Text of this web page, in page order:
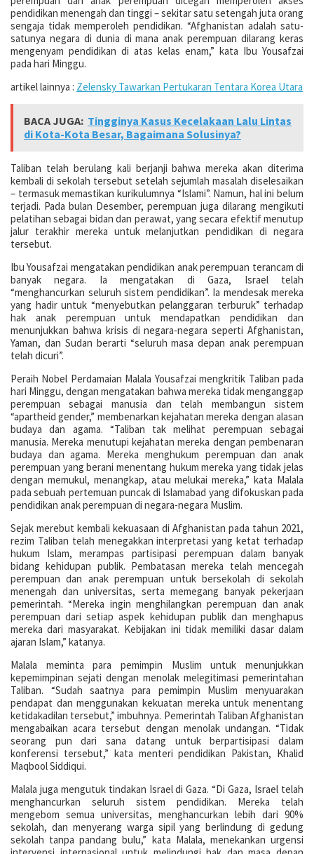
pendidikan menengah dan tinggi – sekitar satu setengah juta orang
sengaja tidak memperoleh pendidikan. “Afghanistan adalah satu-
satunya negara di dunia di mana anak perempuan dilarang keras
mengenyam pendidikan di atas kelas enam,” kata Ibu Yousafzai
pada hari Minggu.
artikel lainnya : Zelensky Tawarkan Pertukaran Tentara Korea Utara
BACA JUGA: Tingginya Kasus Kecelakaan Lalu Lintas
di Kota-Kota Besar, Bagaimana Solusinya?
Taliban telah berulang kali berjanji bahwa mereka akan diterima
kembali di sekolah tersebut setelah sejumlah masalah diselesaikan
– termasuk memastikan kurikulumnya “Islami”. Namun, hal ini belum
terjadi. Pada bulan Desember, perempuan juga dilarang mengikuti
pelatihan sebagai bidan dan perawat, yang secara efektif menutup
jalur terakhir mereka untuk melanjutkan pendidikan di negara
tersebut.
Ibu Yousafzai mengatakan pendidikan anak perempuan terancam di
banyak negara. Ia mengatakan di Gaza, Israel telah
“menghancurkan seluruh sistem pendidikan”. Ia mendesak mereka
yang hadir untuk “menyebutkan pelanggaran terburuk” terhadap
hak anak perempuan untuk mendapatkan pendidikan dan
menunjukkan bahwa krisis di negara-negara seperti Afghanistan,
Yaman, dan Sudan berarti “seluruh masa depan anak perempuan
telah dicuri”.
Peraih Nobel Perdamaian Malala Yousafzai mengkritik Taliban pada
hari Minggu, dengan mengatakan bahwa mereka tidak menganggap
perempuan sebagai manusia dan telah membangun sistem
“apartheid gender,” membenarkan kejahatan mereka dengan alasan
budaya dan agama. “Taliban tak melihat perempuan sebagai
manusia. Mereka menutupi kejahatan mereka dengan pembenaran
budaya dan agama. Mereka menghukum perempuan dan anak
perempuan yang berani menentang hukum mereka yang tidak jelas
dengan memukul, menangkap, atau melukai mereka,” kata Malala
pada sebuah pertemuan puncak di Islamabad yang difokuskan pada
pendidikan anak perempuan di negara-negara Muslim.
Sejak merebut kembali kekuasaan di Afghanistan pada tahun 2021,
rezim Taliban telah menegakkan interpretasi yang ketat terhadap
hukum Islam, merampas partisipasi perempuan dalam banyak
bidang kehidupan publik. Pembatasan mereka telah mencegah
perempuan dan anak perempuan untuk bersekolah di sekolah
menengah dan universitas, serta memegang banyak pekerjaan
pemerintah. “Mereka ingin menghilangkan perempuan dan anak
perempuan dari setiap aspek kehidupan publik dan menghapus
mereka dari masyarakat. Kebijakan ini tidak memiliki dasar dalam
ajaran Islam,” katanya.
Malala meminta para pemimpin Muslim untuk menunjukkan
kepemimpinan sejati dengan menolak melegitimasi pemerintahan
Taliban. “Sudah saatnya para pemimpin Muslim menyuarakan
pendapat dan menggunakan kekuatan mereka untuk menentang
ketidakadilan tersebut,” imbuhnya. Pemerintah Taliban Afghanistan
mengabaikan acara tersebut dengan menolak undangan. “Tidak
seorang pun dari sana datang untuk berpartisipasi dalam
konferensi tersebut,” kata menteri pendidikan Pakistan, Khalid
Maqbool Siddiqui.
Malala juga mengutuk tindakan Israel di Gaza. “Di Gaza, Israel telah
menghancurkan seluruh sistem pendidikan. Mereka telah
mengebom semua universitas, menghancurkan lebih dari 90%
sekolah, dan menyerang warga sipil yang berlindung di gedung
sekolah tanpa pandang bulu,” kata Malala, menekankan urgensi